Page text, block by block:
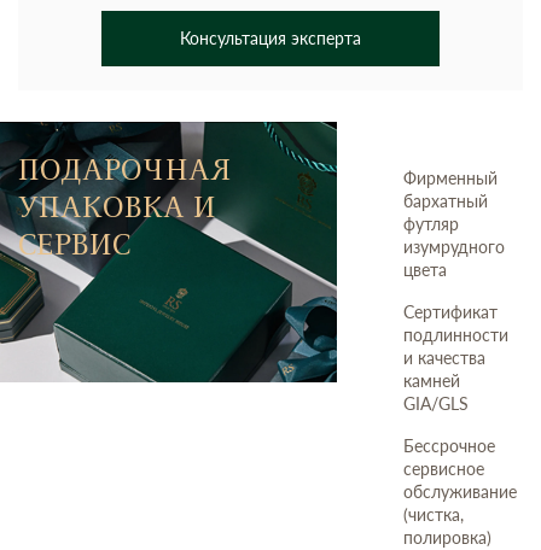
Консультация эксперта
ПОДАРОЧНАЯ
УПАКОВКА И
СЕРВИС
Фирменный
бархатный
футляр
изумрудного
цвета
Сертификат
подлинности
и качества
камней
GIA/GLS
Бессрочное
сервисное
обслуживание
(чистка,
полировка)